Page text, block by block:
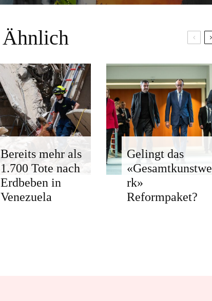
Ähnlich
Bereits mehr als
1.700 Tote nach
Erdbeben in
Venezuela
Gelingt das
«Gesamtkunstwe
rk»
Reformpaket?